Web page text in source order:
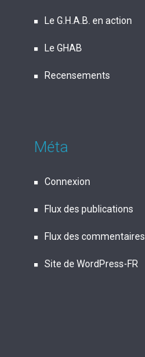
Le G.H.A.B. en action
Le GHAB
Recensements
Méta
Connexion
Flux des publications
Flux des commentaires
Site de WordPress-FR